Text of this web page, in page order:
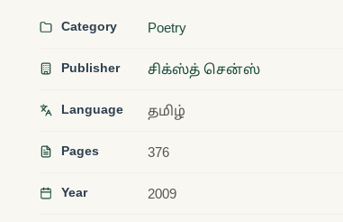
Category Poetry
Publisher சிக்ஸ்த் சென்ஸ்
Language தமிழ்
Pages 376
Year 2009